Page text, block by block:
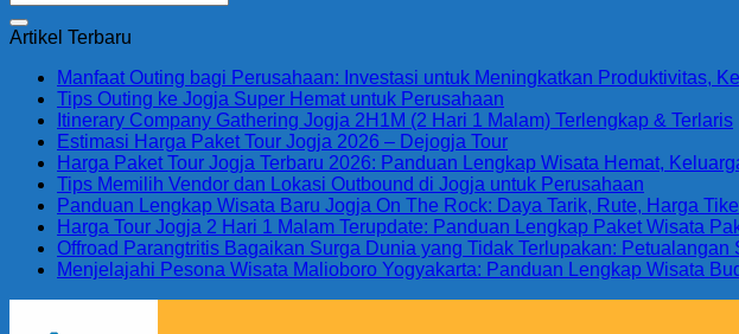
Artikel Terbaru
Manfaat Outing bagi Perusahaan: Investasi untuk Meningkatkan Produktivitas,
Tips Outing ke Jogja Super Hemat untuk Perusahaan
Itinerary Company Gathering Jogja 2H1M (2 Hari 1 Malam) Terlengkap & Terlaris
Estimasi Harga Paket Tour Jogja 2026 – Dejogja Tour
Harga Paket Tour Jogja Terbaru 2026: Panduan Lengkap Wisata Hemat,
Tips Memilih Vendor dan Lokasi Outbound di Jogja untuk Perusahaan
Panduan Lengkap Wisata Baru Jogja On The Rock: Daya Tarik, Rute, Harga
Harga Tour Jogja 2 Hari 1 Malam Terupdate: Panduan Lengkap Paket Wisata
Offroad Parangtritis Bagaikan Surga Dunia yang Tidak Terlupakan:
Menjelajahi Pesona Wisata Malioboro Yogyakarta: Panduan Lengkap Wisata